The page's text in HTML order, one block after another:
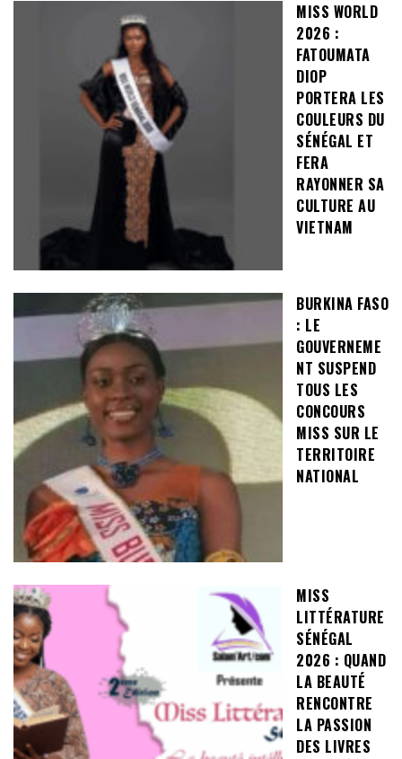
MISS WORLD
2026 :
FATOUMATA
DIOP
PORTERA LES
COULEURS DU
SÉNÉGAL ET
FERA
RAYONNER SA
CULTURE AU
VIETNAM
BURKINA FASO
: LE
GOUVERNEME
NT SUSPEND
TOUS LES
CONCOURS
MISS SUR LE
TERRITOIRE
NATIONAL
MISS
LITTÉRATURE
SÉNÉGAL
2026 : QUAND
LA BEAUTÉ
RENCONTRE
LA PASSION
DES LIVRES